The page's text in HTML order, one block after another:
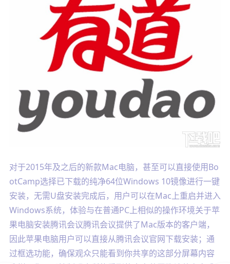
对于2015年及之后的新款Mac电脑，甚至可以直接使用Bo
otCamp选择已下载的纯净64位Windows 10镜像进行一键
安装，无需U盘安装完成后，用户可以在Mac上重启并进入
Windows系统，体验与在普通PC上相似的操作环境关于苹
果电脑安装腾讯会议腾讯会议提供了Mac版本的客户端，
因此苹果电脑用户可以直接从腾讯会议官网下载安装；通
过框选功能，确保观众只能看到你共享的这部分屏幕内容